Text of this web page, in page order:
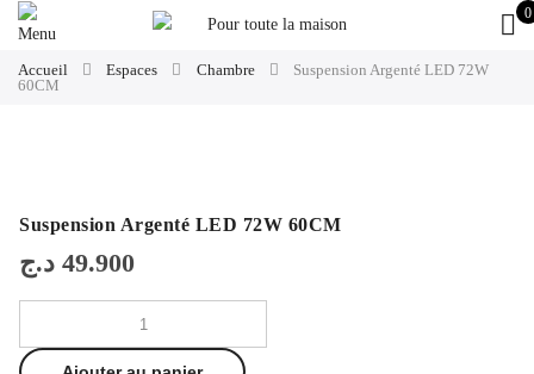
0
Accueil Espaces Chambre
Suspension Argenté LED 72W
60CM
Suspension Argenté LED 72W 60CM
49.900 د.ج